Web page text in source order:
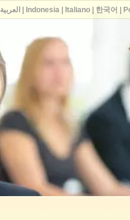
العربية Indonesia| Italiano| 한국어